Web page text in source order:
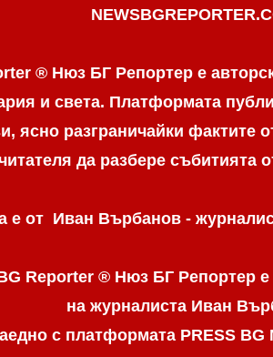
® Нюз БГ Репортер е
и света. Платформата
ясно разграничaйки фактите
да разбере събитията
е от Иван Върбанов -
Reporter ® Нюз БГ Репортер е
на журналиста Иван
с платформата PRESS BG